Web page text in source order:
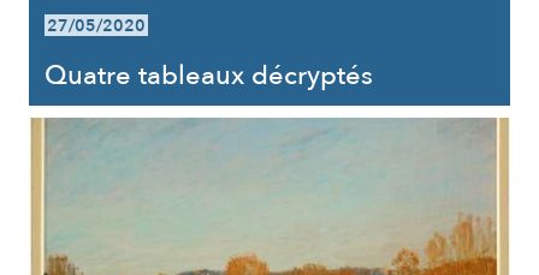
27/05/2020
Quatre tableaux décryptés